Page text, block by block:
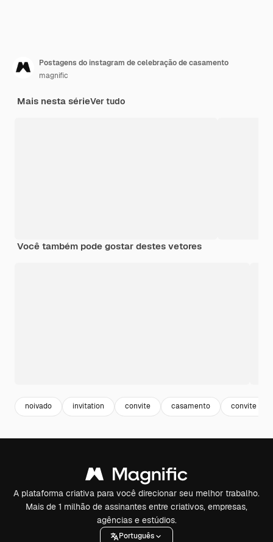
Postagens do instagram de celebração de casamento
magnific
Mais nesta sérieVer tudo
Você também pode gostar destes vetores
noivado invitation convite casamento convite
A plataforma criativa para você direcionar seu melhor trabalho.
Mais de 1 milhão de assinantes entre criativos, empresas,
agências e estúdios.
Português